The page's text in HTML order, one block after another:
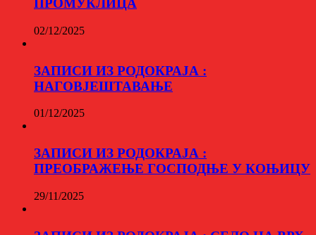
ПРОМУКЛИЦА
02/12/2025
ЗАПИСИ ИЗ РОДОКРАЈА :
НАГОВЈЕШТАВАЊЕ
01/12/2025
ЗАПИСИ ИЗ РОДОКРАЈА :
ПРЕОБРАЖЕЊЕ ГОСПОДЊЕ У КОЊИЦУ
29/11/2025